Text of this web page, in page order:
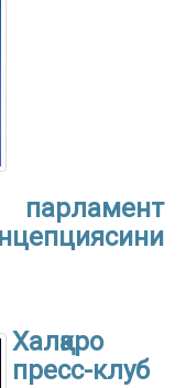
парламент
Халқаро
пресс-клуб